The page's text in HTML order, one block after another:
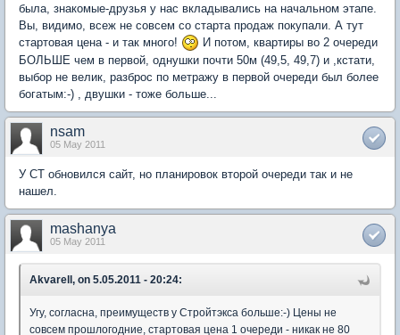
была, знакомые-друзья у нас вкладывались на начальном этапе.
Вы, видимо, всеж не совсем со старта продаж покупали. А тут
стартовая цена - и так много!
И потом, квартиры во 2 очереди
БОЛЬШЕ чем в первой, однушки почти 50м (49,5, 49,7) и ,кстати,
выбор не велик, разброс по метражу в первой очереди был более
богатым:-) , двушки - тоже больше...
nsam
05 May 2011
У СТ обновился сайт, но планировок второй очереди так и не
нашел.
mashanya
05 May 2011
Akvarell, on 5.05.2011 - 20:24:
Угу, согласна, преимуществ у Стройтэкса больше:-) Цены не
совсем прошлогодние, стартовая цена 1 очереди - никак не 80